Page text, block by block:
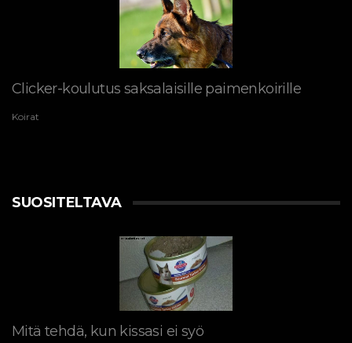
Clicker-koulutus saksalaisille paimenkoirille
Koirat
SUOSITELTAVA
Mitä tehdä, kun kissasi ei syö